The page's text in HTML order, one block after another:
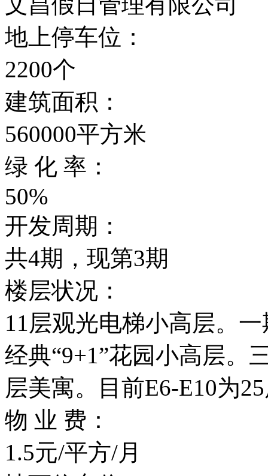
地上停车位：
2200个
建筑面积：
560000平方米
绿 化 率：
50%
开发周期：
共4期，现第3期
楼层状况：
11层观光电梯小高层。
经典“9+1”花园小高层。
层美寓。目前E6-E10为
物 业 费：
1.5元/平方/月